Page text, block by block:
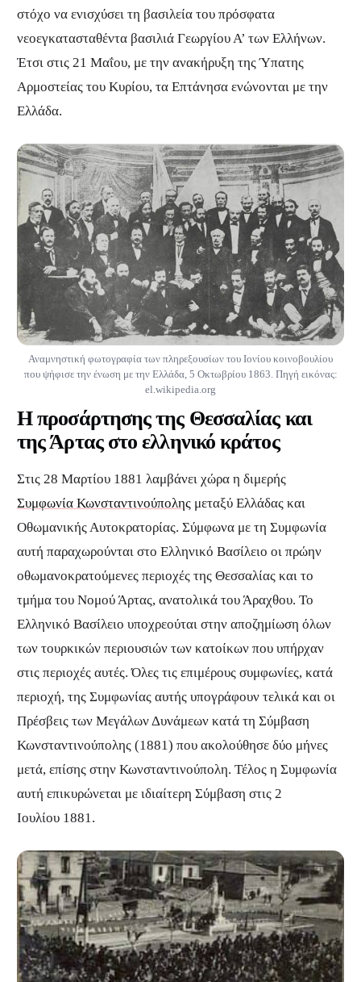
στόχο να ενισχύσει τη βασιλεία του πρόσφατα
νεοεγκατασταθέντα βασιλιά Γεωργίου Α’ των Ελλήνων.
Έτσι στις 21 Μαΐου, με την ανακήρυξη της Ύπατης
Αρμοστείας του Κυρίου, τα Επτάνησα ενώνονται με την
Ελλάδα.
Αναμνηστική φωτογραφία των πληρεξουσίων του Ιονίου κοινοβουλίου
που ψήφισε την ένωση με την Ελλάδα, 5 Οκτωβρίου 1863. Πηγή εικόνας:
el.wikipedia.org
Η προσάρτησης της Θεσσαλίας και
της Άρτας στο ελληνικό κράτος
Στις 28 Μαρτίου 1881 λαμβάνει χώρα η διμερής
Συμφωνία Κωνσταντινούπολης μεταξύ Ελλάδας και
Οθωμανικής Αυτοκρατορίας. Σύμφωνα με τη Συμφωνία
αυτή παραχωρούνται στο Ελληνικό Βασίλειο οι πρώην
οθωμανοκρατούμενες περιοχές της Θεσσαλίας και το
τμήμα του Νομού Άρτας, ανατολικά του Άραχθου. Το
Ελληνικό Βασίλειο υποχρεούται στην αποζημίωση όλων
των τουρκικών περιουσιών των κατοίκων που υπήρχαν
στις περιοχές αυτές. Όλες τις επιμέρους συμφωνίες, κατά
περιοχή, της Συμφωνίας αυτής υπογράφουν τελικά και οι
Πρέσβεις των Μεγάλων Δυνάμεων κατά τη Σύμβαση
Κωνσταντινούπολης (1881) που ακολούθησε δύο μήνες
μετά, επίσης στην Κωνσταντινούπολη. Τέλος η Συμφωνία
αυτή επικυρώνεται με ιδιαίτερη Σύμβαση στις 2
Ιουλίου 1881.